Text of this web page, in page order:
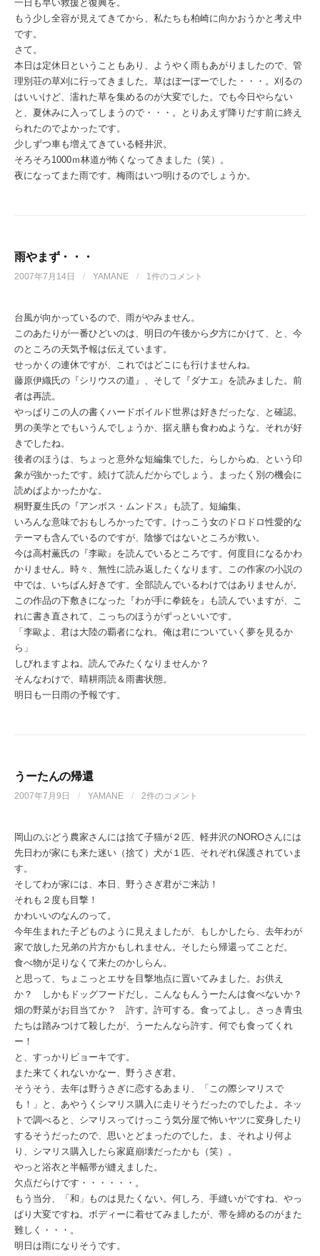
一日も早い救援と復興を。
もう少し全容が見えてきてから、私たちも柏崎に向かおうかと考え中
です。
さて。
本日は定休日ということもあり、ようやく雨もあがりましたので、管
理別荘の草刈に行ってきました。草はぼーぼーでした・・・。刈るの
はいいけど、濡れた草を集めるのが大変でした。でも今日やらない
と、夏休みに入ってしまうので・・・。とりあえず降りだす前に終え
られたのでよかったです。
少しずつ車も増えてきている軽井沢。
そろそろ1000ｍ林道が怖くなってきました（笑）。
夜になってまた雨です。梅雨はいつ明けるのでしょうか。
雨やまず・・・
2007年7月14日 / YAMANE / 1件のコメント
台風が向かっているので、雨がやみません。
このあたりが一番ひどいのは、明日の午後から夕方にかけて、と、今
のところの天気予報は伝えています。
せっかくの連休ですが、これではどこにも行けませんね。
藤原伊織氏の『シリウスの道』、そして『ダナエ』を読みました。前
者は再読。
やっぱりこの人の書くハードボイルド世界は好きだったな、と確認。
男の美学とでもいうんでしょうか、据え膳も食わぬような。それが好
きでしたね。
後者のほうは、ちょっと意外な短編集でした。らしからぬ、という印
象が強かったです。続けて読んだからでしょう。まったく別の機会に
読めばよかったかな。
桐野夏生氏の『アンボス・ムンドス』も読了。短編集。
いろんな意味でおもしろかったです。けっこう女のドロドロ性愛的な
テーマも含んでいるのですが、陰惨ではないところが救い。
今は高村薫氏の『李歐』を読んでいるところです。何度目になるかわ
かりません。時々、無性に読み返したくなります。この作家の小説の
中では、いちばん好きです。全部読んでいるわけではありませんが。
この作品の下敷きになった『わが手に拳銃を』も読んでいますが、こ
れに書き直されて、こっちのほうがずっといいです。
「李歐よ、君は大陸の覇者になれ。俺は君についていく夢を見るか
ら」
しびれますよね。読んでみたくなりませんか？
そんなわけで、晴耕雨読＆雨書状態。
明日も一日雨の予報です。
うーたんの帰還
2007年7月9日 / YAMANE / 2件のコメント
岡山のぶどう農家さんには捨て子猫が２匹、軽井沢のNOROさんには
先日わが家にも来た迷い（捨て）犬が１匹、それぞれ保護されていま
す。
そしてわが家には、本日、野うさぎ君がご来訪！
それも２度も目撃！
かわいいのなんのって。
今年生まれた子どものように見えましたが、もしかしたら、去年わが
家で放した兄弟の片方かもしれません。そしたら帰還ってことだ。
食べ物が足りなくて来たのかしらん。
と思って、ちょこっとエサを目撃地点に置いてみました。お供え
か？ しかもドッグフードだし。こんなもんうーたんは食べないか？
畑の野菜がお目当てか？ 許す。許可する。食ってよし。さっき青虫
たちは踏みつけて殺したが、うーたんなら許す。何でも食ってくれ
ー！
と、すっかりビョーキです。
また来てくれないかなー、野うさぎ君。
そうそう、去年は野うさぎに恋するあまり、「この際シマリスで
も！」と、あやうくシマリス購入に走りそうだったのでしたよ。ネッ
トで調べると、シマリスってけっこう気分屋で怖いヤツに変身したり
するそうだったので、思いとどまったのでした。ま、それより何よ
り、シマリス購入したら家庭崩壊だったかも（笑）。
やっと浴衣と半幅帯が縫えました。
欠点だらけです・・・・・・。
もう当分、「和」ものは見たくない。何しろ、手縫いがですね、やっ
ぱり大変ですね。ボディーに着せてみましたが、帯を締めるのがまた
難しく・・・。
明日は雨になりそうです。